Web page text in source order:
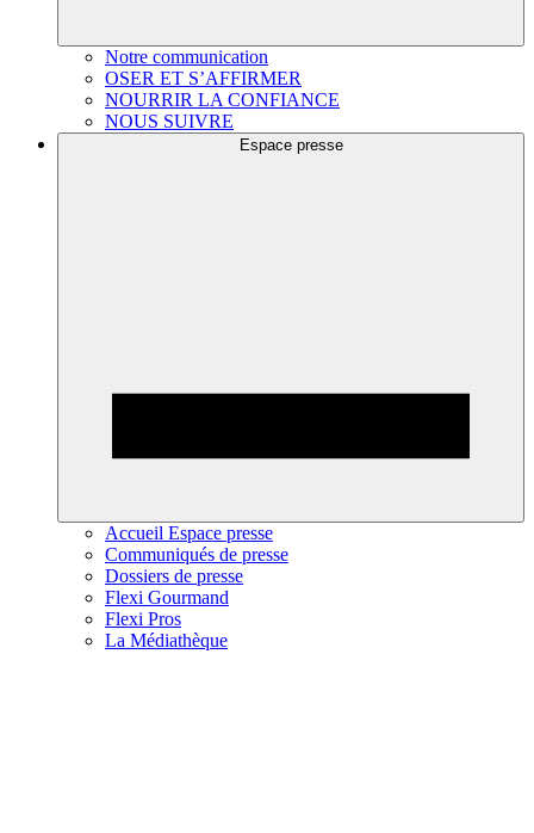
Notre communication
OSER ET S’AFFIRMER
NOURRIR LA CONFIANCE
NOUS SUIVRE
Espace presse
Accueil Espace presse
Communiqués de presse
Dossiers de presse
Flexi Gourmand
Flexi Pros
La Médiathèque